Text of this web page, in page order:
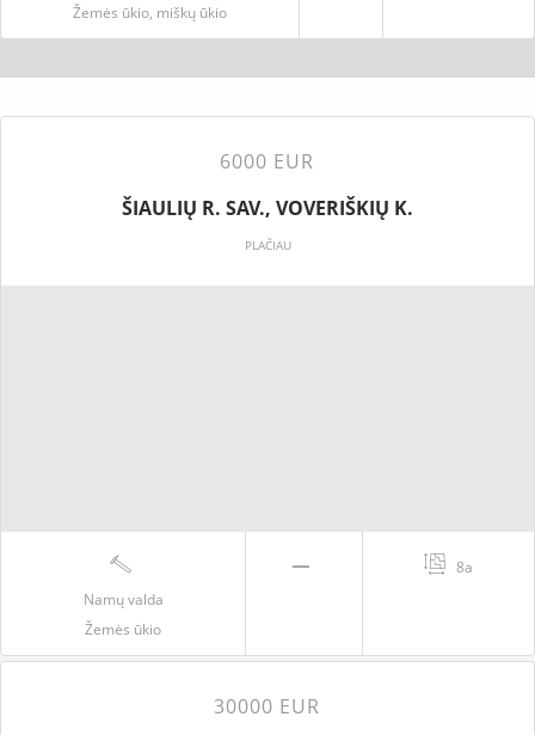
Žemės ūkio, miškų ūkio
6000 EUR
ŠIAULIŲ R. SAV., VOVERIŠKIŲ K.
PLAČIAU
Namų valda
Žemės ūkio
8a
30000 EUR